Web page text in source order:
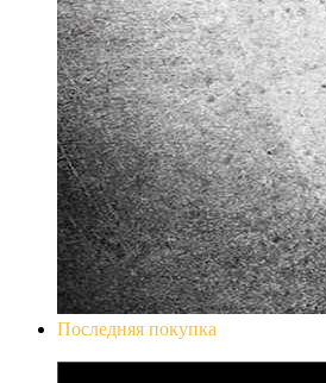
Последняя покупка